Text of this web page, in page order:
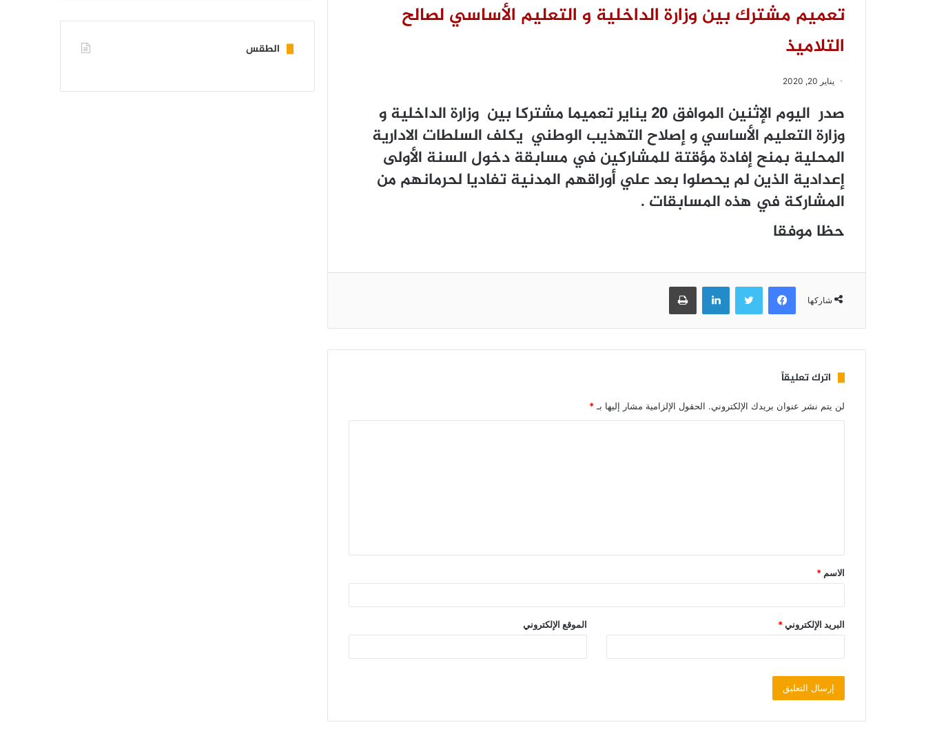
تعميم مشترك بين وزارة الداخلية و التعليم الأساسي لصالح
التلاميذ
يناير 20, 2020
صدر اليوم الإثنين الموافق 20 يناير تعميما مشتركا بين وزارة الداخلية و
وزارة التعليم الأساسي و إصلاح التهذيب الوطني يكلف السلطات الادارية
المحلية بمنح إفادة مؤقتة للمشاركين في مسابقة دخول السنة الأولى
إعدادية الذين لم يحصلوا بعد علي أوراقهم المدنية تفاديا لحرمانهم من
المشاركة في هذه المسابقات .
حظا موفقا
شاركها
فيسبوك تويتر لينكدإن طباعة
اترك تعليقاً
لن يتم نشر عنوان بريدك الإلكتروني. الحقول الإلزامية مشار إليها بـ *
الاسم *
البريد الإلكتروني* الموقع الإلكتروني
الطقس